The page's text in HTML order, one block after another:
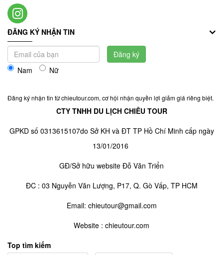
ĐĂNG KÝ NHẬN TIN
Nam Nữ
Đăng ký
Đăng ký nhận tin từ chieutour.com, cơ hội nhận quyền lợi giảm giá riêng biệt.
CTY TNHH DU LỊCH CHIÊU TOUR
GPKD số 0313615107do Sở KH và ĐT TP Hồ Chí Minh cấp ngày
13/01/2016
GĐ/Sở hữu website Đỗ Văn Triển
ĐC : 03 Nguyễn Văn Lượng, P17, Q. Gò Vấp, TP HCM
Email: chieutour@gmail.com
Website : chieutour.com
Top tìm kiếm